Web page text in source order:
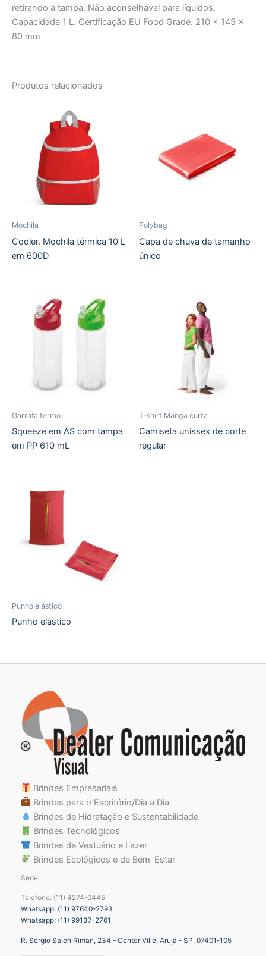
retirando a tampa. Não aconselhável para líquidos.
Capacidade 1 L. Certificação EU Food Grade. 210 x 145 x
80 mm
Produtos relacionados
Mochila
Cooler. Mochila térmica 10 L
em 600D
Polybag
Capa de chuva de tamanho
único
Garrafa termo
Squeeze em AS com tampa
em PP 610 mL
T-shirt Manga curta
Camiseta unissex de corte
regular
Punho elástico
Punho elástico
Brindes Empresariais
Brindes para o Escritório/Dia a Dia
Brindes de Hidratação e Sustentabilidade
Brindes Tecnológicos
Brindes de Vestuário e Lazer
Brindes Ecológicos e de Bem-Estar
Sede
Telefone: (11) 4274-0445
Whatsapp: (11) 97640-2793
Whatsapp: (11) 99137-2761
R. Sérgio Saleh Riman, 234 - Center Ville, Arujá - SP, 07401-105